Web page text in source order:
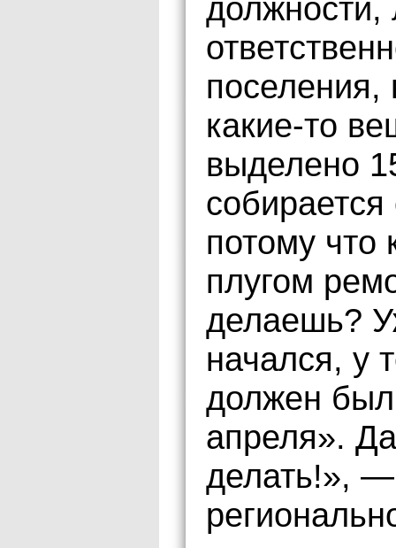
поселения,
какие-то
выделено
потому что
плугом
делаешь?
начался, у
должен
апреля».
делать!»,